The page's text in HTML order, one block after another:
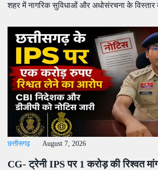
शहर में नागरिक सुविधाओं और अधोसंरचना के
छत्तीसगढ़ August 7, 2026
CG- ट्रेनी IPS पर 1 करोड़ की रिश्वत